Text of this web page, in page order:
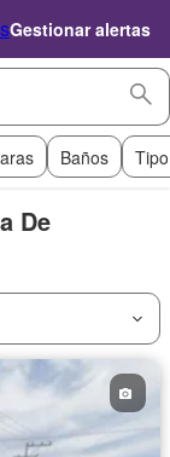
Gestionar alertas
Baños
De